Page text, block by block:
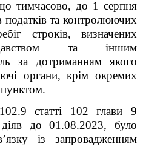
тимчасово, до 1 серпня
податків та контролюючих
строків, визначених
та іншим
за дотриманням якого
органи, крім окремих
статті 102 глави 9
до 01.08.2023, було
із запровадженням